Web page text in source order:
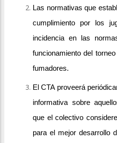
Las normativas que
cumplimiento por los
incidencia en las
funcionamiento del
fumadores.
El CTA proveerá
informativa sobre
que el colectivo
para el mejor desarrollo